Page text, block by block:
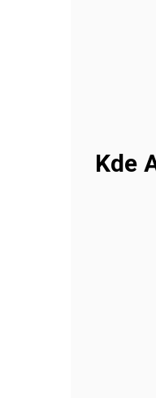
Kde